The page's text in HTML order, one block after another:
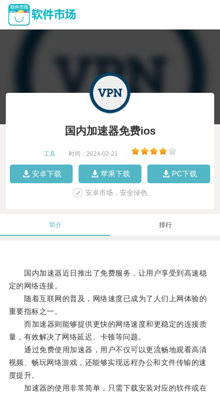
国内加速器免费ios
工具 时间：2024-02-21
安卓下载 苹果下载 PC下载
安卓市场，安全绿色
简介 排行
国内加速器近日推出了免费服务，让用户享受到高速稳
定的网络连接。
随着互联网的普及，网络速度已成为了人们上网体验的
重要指标之一。
而加速器则能够提供更快的网络速度和更稳定的连接质
量，有效解决了网络延迟、卡顿等问题。
通过免费使用加速器，用户不仅可以更流畅地观看高清
视频、畅玩网络游戏，还能够实现远程办公和文件传输的速
度提升。
加速器的使用非常简单，只需下载安装对应的软件或在